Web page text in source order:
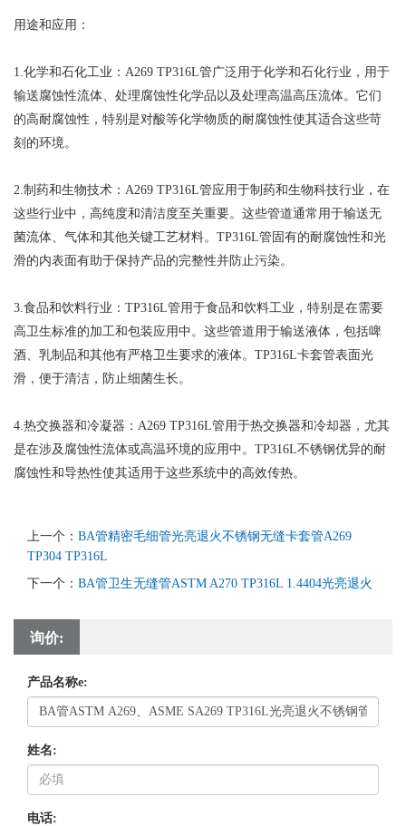
用途和应用：
1.化学和石化工业：A269 TP316L管广泛用于化学和石化行业，用于
输送腐蚀性流体、处理腐蚀性化学品以及处理高温高压流体。它们
的高耐腐蚀性，特别是对酸等化学物质的耐腐蚀性使其适合这些苛
刻的环境。
2.制药和生物技术：A269 TP316L管应用于制药和生物科技行业，在
这些行业中，高纯度和清洁度至关重要。这些管道通常用于输送无
菌流体、气体和其他关键工艺材料。TP316L管固有的耐腐蚀性和光
滑的内表面有助于保持产品的完整性并防止污染。
3.食品和饮料行业：TP316L管用于食品和饮料工业，特别是在需要
高卫生标准的加工和包装应用中。这些管道用于输送液体，包括啤
酒、乳制品和其他有严格卫生要求的液体。TP316L卡套管表面光
滑，便于清洁，防止细菌生长。
4.热交换器和冷凝器：A269 TP316L管用于热交换器和冷却器，尤其
是在涉及腐蚀性流体或高温环境的应用中。TP316L不锈钢优异的耐
腐蚀性和导热性使其适用于这些系统中的高效传热。
上一个： BA管精密毛细管光亮退火不锈钢无缝卡套管A269
TP304 TP316L
下一个： BA管卫生无缝管ASTM A270 TP316L 1.4404光亮退火
询价:
产品名称e:
姓名:
电话: